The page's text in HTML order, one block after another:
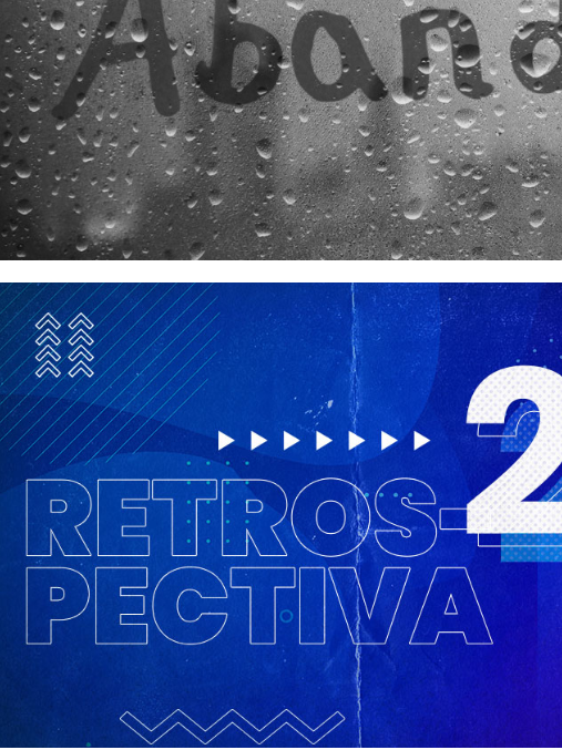
Abandonei meu blog???
17 de setembro de 2020 5 min de leitura